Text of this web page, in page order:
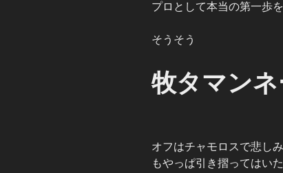
プロとして本当の第一歩
そうそう
牧タマンネ
オフはチャモロスで悲し
もやっぱ引き摺ってはいた